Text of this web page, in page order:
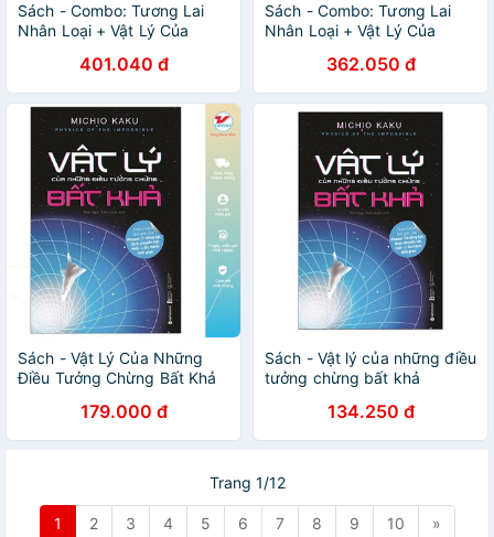
Sách - Combo: Tương Lai
Nhân Loại + Vật Lý Của
Những Điều Tưởng Chừng
Bất Khả (3 cuốn)
401.040 đ
Sách - Combo: Tương Lai
Nhân Loại + Vật Lý Của
Những Điều Tưởng Chừng
Bất Khả (3 cuốn)
362.050 đ
Sách - Vật Lý Của Những
Điều Tưởng Chừng Bất Khả
179.000 đ
Sách - Vật lý của những điều
tưởng chừng bất khả
134.250 đ
Trang 1/12
1 2 3 4 5 6 7 8 9 10 »